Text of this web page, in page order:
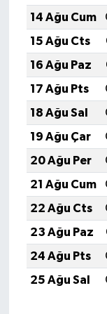
14 Ağu Cum
15 Ağu Cts
16 Ağu Paz
17 Ağu Pts
18 Ağu Sal
19 Ağu Çar
20 Ağu Per
21 Ağu Cum
22 Ağu Cts
23 Ağu Paz
24 Ağu Pts
25 Ağu Sal